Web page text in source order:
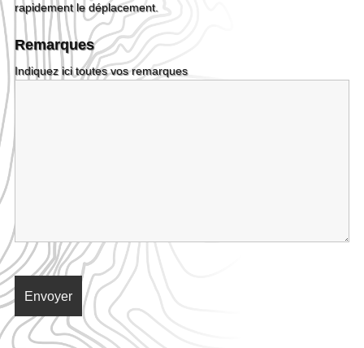
rapidement le déplacement.
Remarques
Indiquez ici toutes vos remarques